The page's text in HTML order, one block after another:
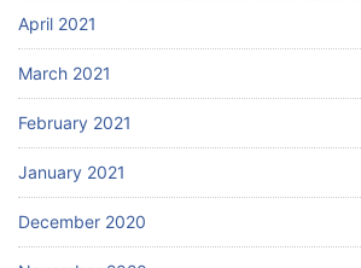
April 2021
March 2021
February 2021
January 2021
December 2020